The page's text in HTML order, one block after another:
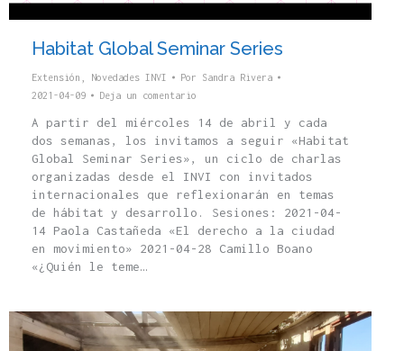
Habitat Global Seminar Series
Extensión Novedades INVI Por Sandra Rivera
2021-04-09
Deja un comentario
A partir del miércoles 14 de abril y cada
dos semanas, los invitamos a seguir «Habitat
Global Seminar Series», un ciclo de charlas
organizadas desde el INVI con invitados
internacionales que reflexionarán en temas
de hábitat y desarrollo. Sesiones: 2021-04-
14 Paola Castañeda «El derecho a la ciudad
en movimiento» 2021-04-28 Camillo Boano
«¿Quién le teme…